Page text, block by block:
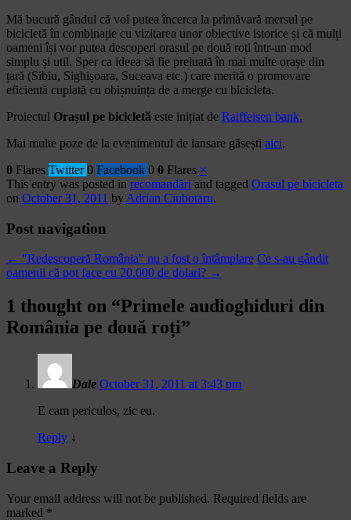
Mă bucură gândul că voi putea încerca la primăvară mersul pe
bicicletă în combinație cu vizitarea unor obiective istorice și că mulți
oameni își vor putea descoperi orașul pe două roți într-un mod
simplu și util. Sper ca ideea să fie preluată în mai multe orașe din
țară (Sibiu, Sighișoara, Suceava etc.) care merită o promovare
eficientă cuplată cu obișnuința de a merge cu bicicleta.
Proiectul Orașul pe bicicletă este inițiat de Raiffeisen bank.
Mai multe poze de la evenimentul de lansare găsești aici.
0 Flares Twitter 0 Facebook 0 0 Flares ×
This entry was posted in recomandări and tagged Orasul pe bicicleta
on October 31, 2011 by Adrian Ciubotaru.
Post navigation
← "Redescoperă România" nu a fost o întâmplare Ce s-au gândit
oamenii că pot face cu 20.000 de dolari? →
1 thought on “Primele audioghiduri din
România pe două roți”
Dale October 31, 2011 at 3:43 pm
E cam periculos, zic eu.
Reply ↓
Leave a Reply
Your email address will not be published. Required fields are
marked *